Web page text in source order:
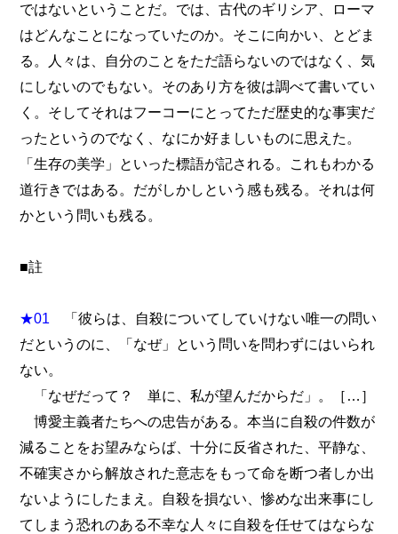
ではないということだ。では、古代のギリシア、ローマ
はどんなことになっていたのか。そこに向かい、とどま
る。人々は、自分のことをただ語らないのではなく、気
にしないのでもない。そのあり方を彼は調べて書いてい
く。そしてそれはフーコーにとってただ歴史的な事実だ
ったというのでなく、なにか好ましいものに思えた。
「生存の美学」といった標語が記される。これもわかる
道行きではある。だがしかしという感も残る。それは何
かという問いも残る。
■註
★01 「彼らは、自殺についてしていけない唯一の問い
だというのに、「なぜ」という問いを問わずにはいられ
ない。
「なぜだって？ 単に、私が望んだからだ」。［…］
博愛主義者たちへの忠告がある。本当に自殺の件数が
減ることをお望みならば、十分に反省された、平静な、
不確実さから解放された意志をもって命を断つ者しか出
ないようにしたまえ。自殺を損ない、惨めな出来事にし
てしまう恐れのある不幸な人々に自殺を任せてはならな